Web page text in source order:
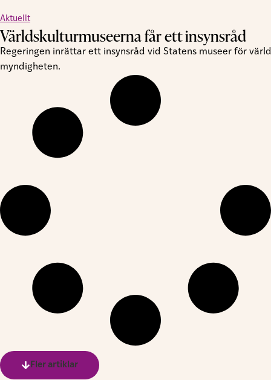
Aktuellt
Världskulturmuseerna får ett insynsråd
Regeringen inrättar ett insynsråd vid Statens museer för
myndigheten.
Fler artiklar